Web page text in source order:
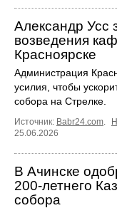
Александр Усс
возведения
Красноярске
Администрация
усилия, чтобы
собора на Стрелке.
Источник: Babr24.com
25.06.2026
В Ачинске
200-летнего
собора